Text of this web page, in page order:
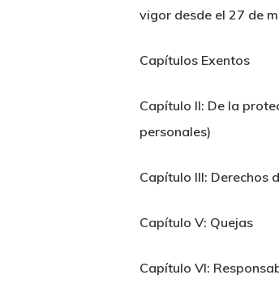
vigor desde el 27 de
Capítulos Exentos
Capítulo II: De la
personales)
Capítulo III: Derechos
Capítulo V: Quejas
Capítulo VI: